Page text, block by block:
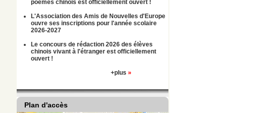
poèmes chinois est officiellement ouvert !
L'Association des Amis de Nouvelles d'Europe
ouvre ses inscriptions pour l'année scolaire
2026-2027
Le concours de rédaction 2026 des élèves
chinois vivant à l'étranger est officiellement
ouvert !
+plus »
Plan d'accès